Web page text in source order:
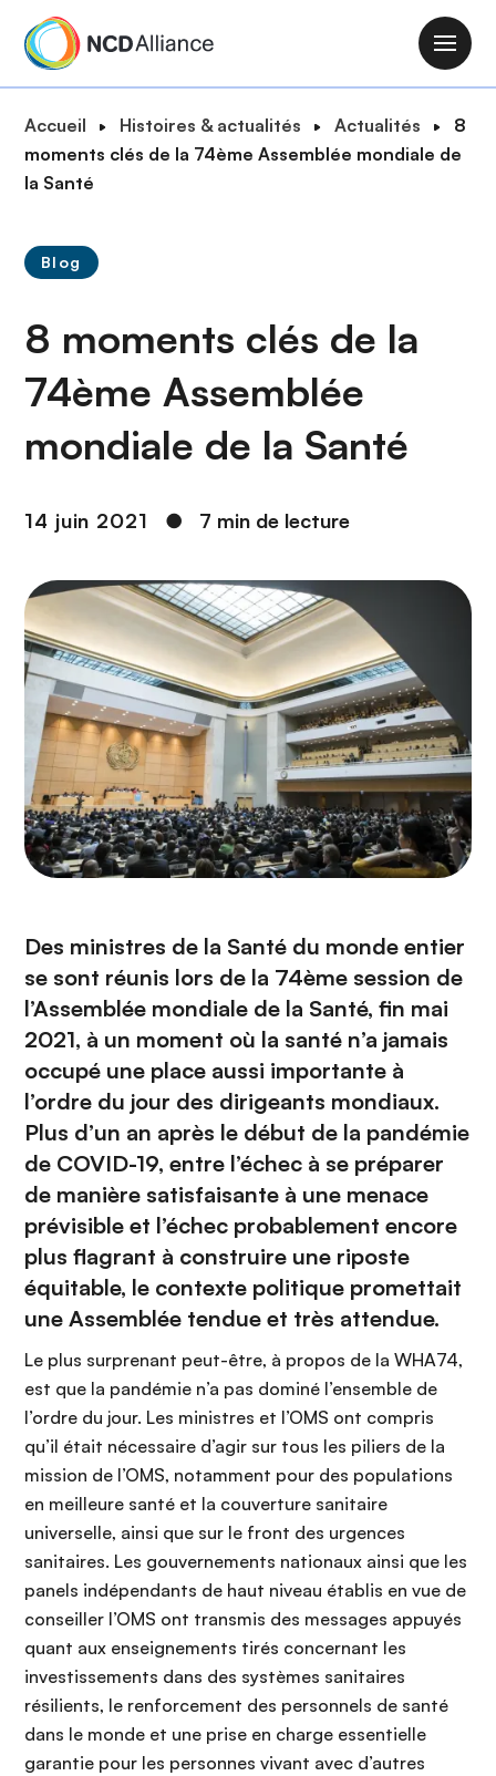
M
a
t
F
i
l
A
a
n
e
Accueil Histoires & actualités Actualités
8
moments clés de la 74ème Assemblée mondiale de
la Santé
Blog
8 moments clés de la
74ème Assemblée
mondiale de la Santé
14 juin 2021 ● 7 min de lecture
Des ministres de la Santé du monde entier
se sont réunis lors de la 74ème session de
l’Assemblée mondiale de la Santé, fin mai
2021, à un moment où la santé n’a jamais
occupé une place aussi importante à
l’ordre du jour des dirigeants mondiaux.
Plus d’un an après le début de la pandémie
de COVID-19, entre l’échec à se préparer
de manière satisfaisante à une menace
prévisible et l’échec probablement encore
plus flagrant à construire une riposte
équitable, le contexte politique promettait
une Assemblée tendue et très attendue.
Le plus surprenant peut-être, à propos de la WHA74,
est que la pandémie n’a pas dominé l’ensemble de
l’ordre du jour. Les ministres et l’OMS ont compris
qu’il était nécessaire d’agir sur tous les piliers de la
mission de l’OMS, notamment pour des populations
en meilleure santé et la couverture sanitaire
universelle, ainsi que sur le front des urgences
sanitaires. Les gouvernements nationaux ainsi que les
panels indépendants de haut niveau établis en vue de
conseiller l’OMS ont transmis des messages appuyés
quant aux enseignements tirés concernant les
investissements dans des systèmes sanitaires
résilients, le renforcement des personnels de santé
dans le monde et une prise en charge essentielle
garantie pour les personnes vivant avec d’autres